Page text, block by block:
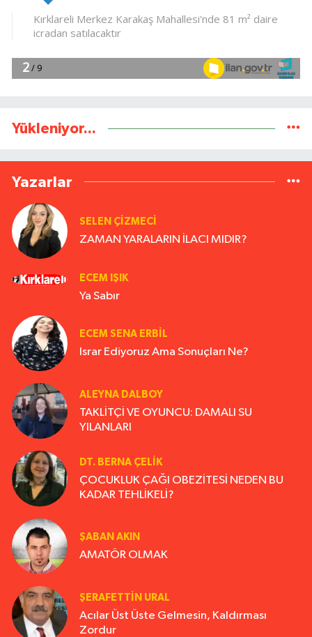
Yükleniyor...
Yazarlar
SELEN ÇİZMECİ
ZAMAN YARALARIN İLACI MIDIR?
ECEM IŞIK
Ya Sabır
ECEM SENA ERBIL
Israr Ediyoruz Ama Sonuçları Ne?
ALEYNA DALBOY
TAKLİTÇİ VE OYUNCU: DAMALI SU
YILANLARI
DT. BERNA ÇELIK
ÇOCUKLUK ÇAĞI OBEZİTESİ NEDEN BU
KADAR TEHLİKELİ?
ŞABAN AKIN
AMATÖR OLMAK
ŞERAFETTIN URAL
Acılar Üst Üste Gelmesin, Kaldırması
Zordur